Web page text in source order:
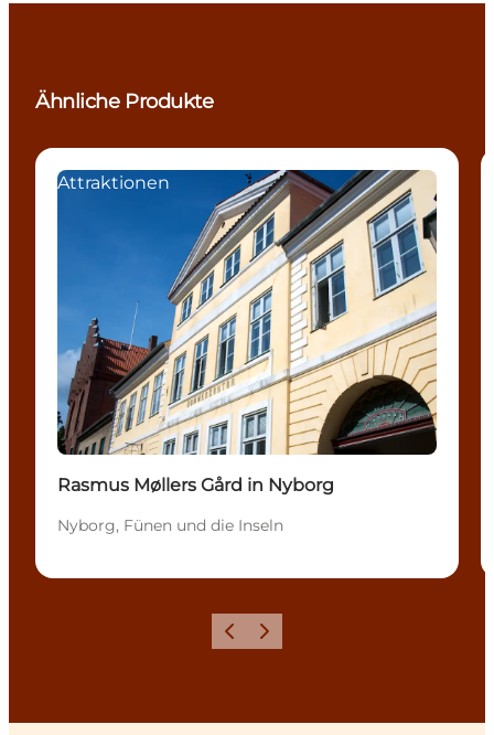
Ähnliche Produkte
Attraktionen
Rasmus Møllers Gård in Nyborg
Nyborg, Fünen und die Inseln
ZurückWeiter